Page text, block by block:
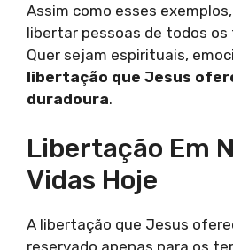
Assim como esses
libertar pessoas de todos
Quer sejam espirituais,
libertação que Jesus
duradoura.
Libertação Em
Vidas Hoje
A libertação que Jesus